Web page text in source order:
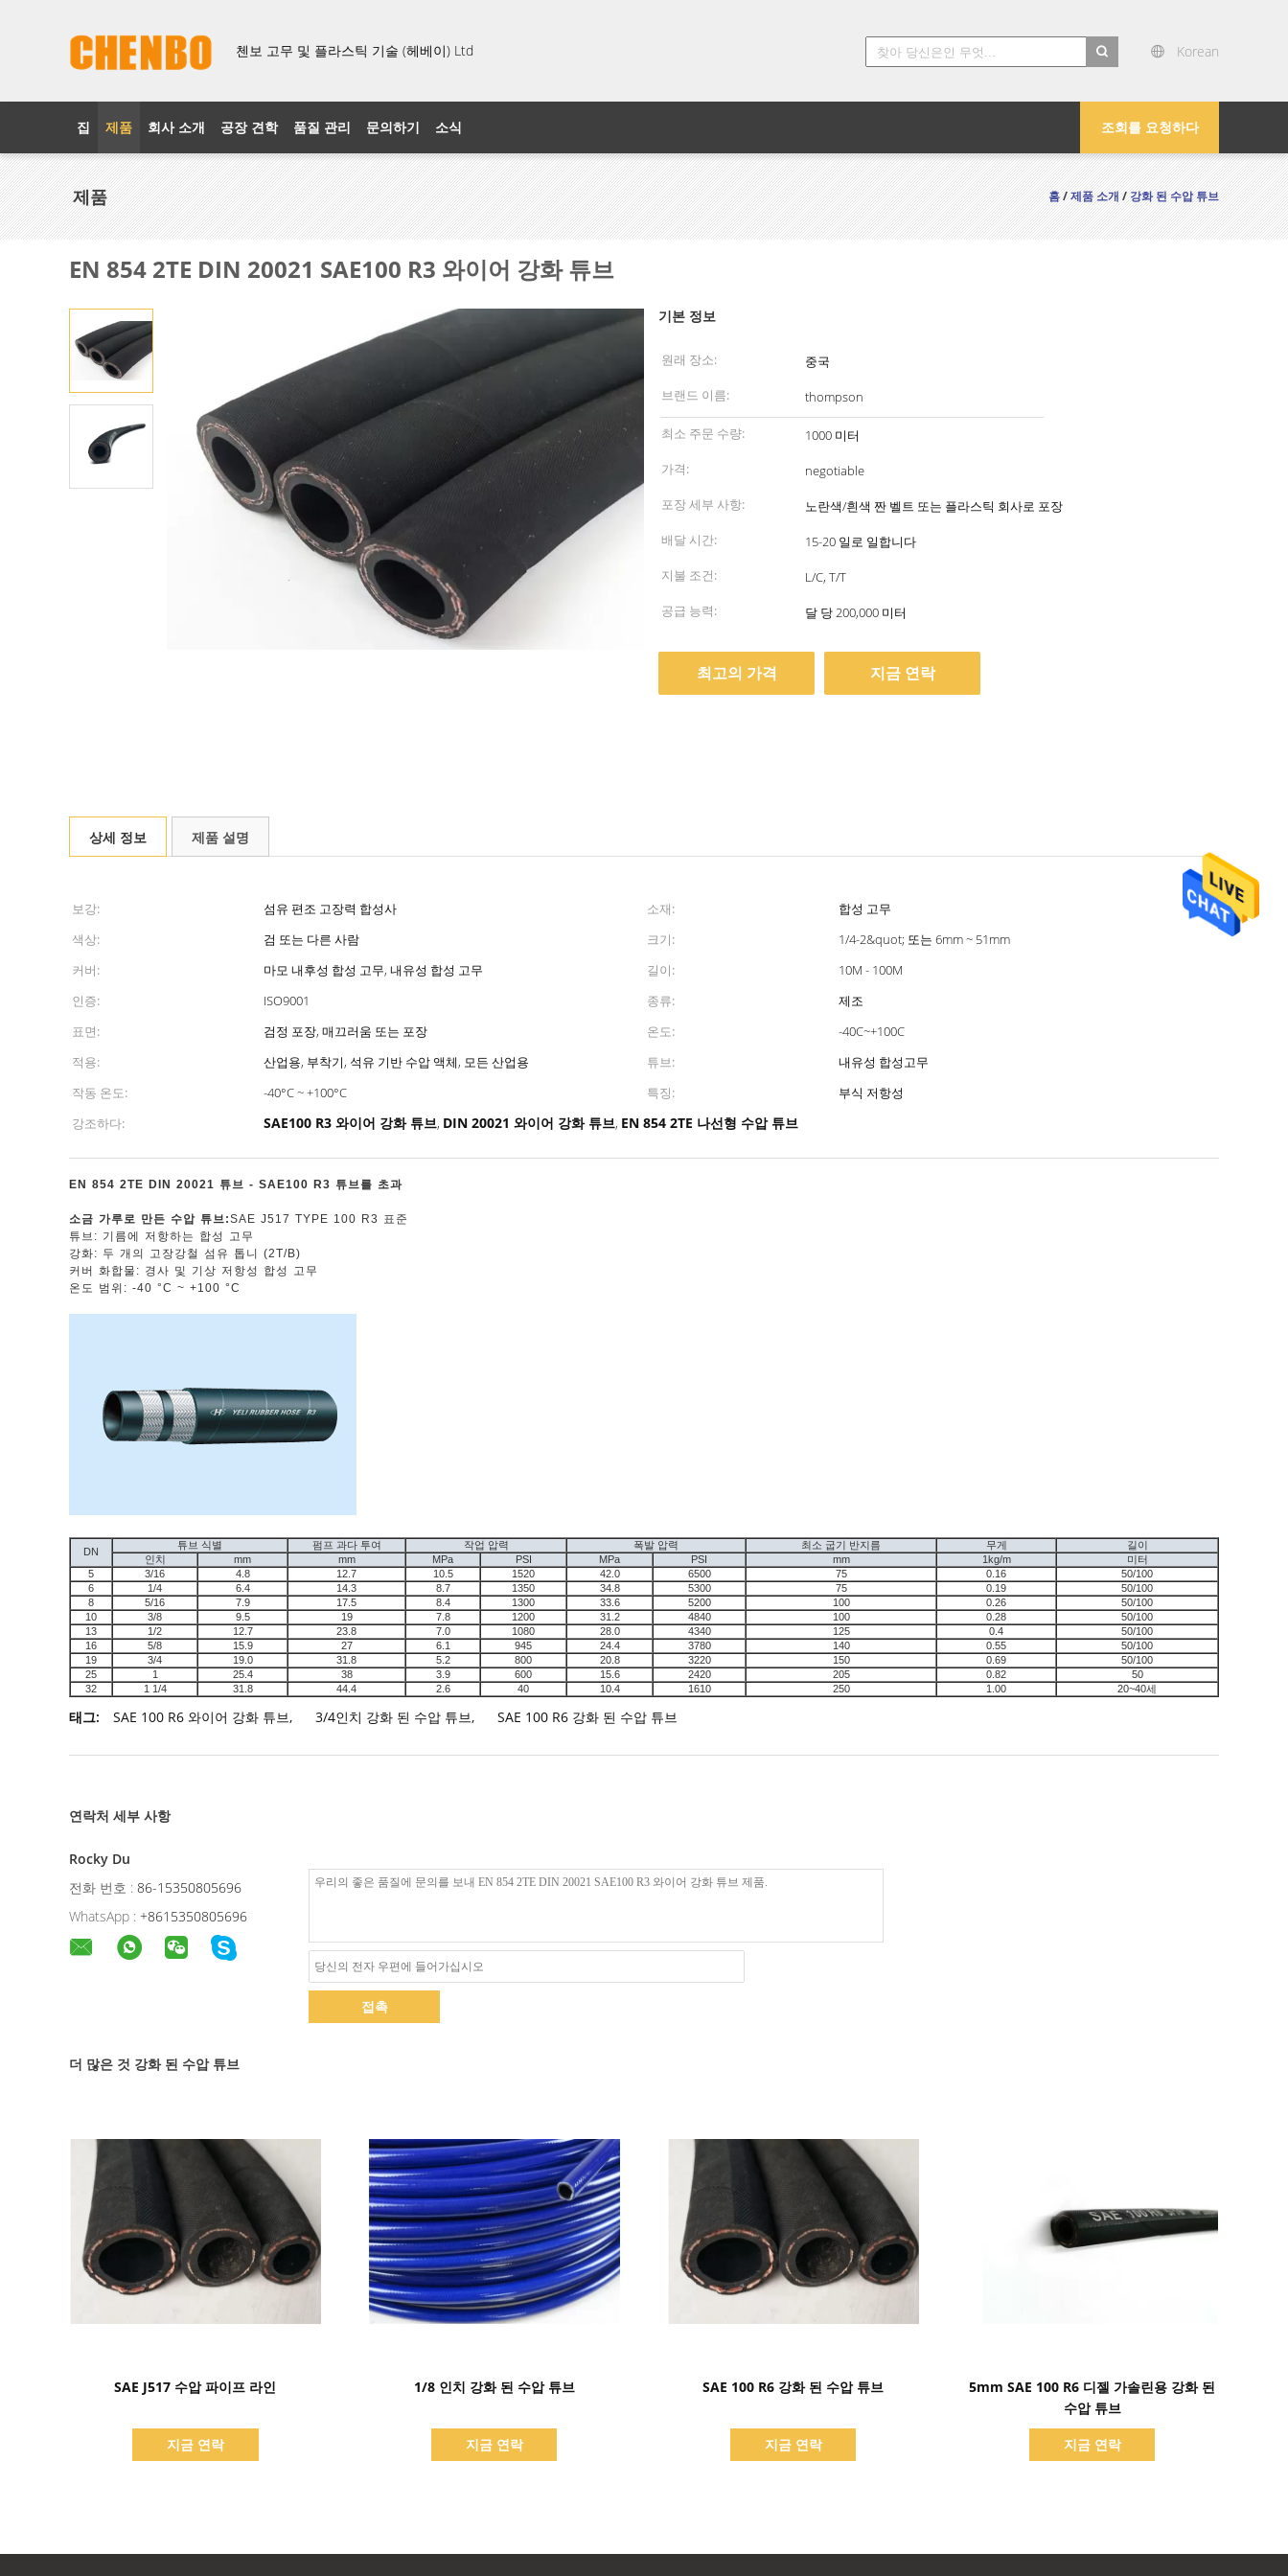
첸보 고무 및 플라스틱 기술 (헤베이) Ltd
Korean
조회를 요청하다
집 제품 회사 소개 공장 견학 품질 관리 문의하기 소식
제품 홈/제품 소개/강화 된 수압 튜브
EN 854 2TE DIN 20021 SAE100 R3 와이어 강화 튜브
기본 정보
원래 장소:
중국
브랜드 이름:
thompson
최소 주문 수량:
1000 미터
가격:
negotiable
포장 세부 사항:
노란색/흰색 짠 벨트 또는 플라스틱 회사로 포장
배달 시간:
15-20 일로 일합니다
지불 조건:
L/C, T/T
공급 능력:
달 당 200,000 미터
최고의 가격 지금 연락
상세 정보 제품 설명
보강: 섬유 편조 고장력 합성사 소재:
합성 고무
색상:
검 또는 다른 사람 크기:
1/4-2&quot; 또는 6mm ~ 51mm
커버:
마모 내후성 합성 고무, 내유성 합성 고무 길이:
10M - 100M
인증:
ISO9001 종류:
제조
표면:
검정 포장, 매끄러움 또는 포장 온도:
-40C~+100C
적용:
산업용, 부착기, 석유 기반 수압 액체, 모든 산업용 튜브:
내유성 합성고무
작동 온도:
-40°C ~ +100°C 특징:
부식 저항성
강조하다:
SAE100 R3 와이어 강화 튜브, DIN 20021 와이어 강화 튜브, EN 854 2TE 나선형 수압 튜브
EN 854 2TE DIN 20021 튜브 - SAE100 R3 튜브를 초과
소금 가루로 만든 수압 튜브:SAE J517 TYPE 100 R3 표준
튜브: 기름에 저항하는 합성 고무
강화: 두 개의 고장강철 섬유 톱니 (2T/B)
커버 화합물: 경사 및 기상 저항성 합성 고무
온도 범위: -40 °C ~ +100 °C
DN
튜브 식별 펌프 과다 투여 작업 압력 폭발 압력 최소 굽기 반지름 무게
길이
인치
mm mm MPa PSI MPa PSI mm 1kg/m
미터
5
3/16 4.8 12.7 10.5 1520 42.0 6500 75 0.16
50/100
6
1/4 6.4 14.3 8.7 1350 34.8 5300 75 0.19
50/100
8
5/16 7.9 17.5 8.4 1300 33.6 5200 100 0.26
50/100
10
3/8 9.5 19 7.8 1200 31.2 4840 100 0.28
50/100
13
1/2 12.7 23.8 7.0 1080 28.0 4340 125 0.4
50/100
16
5/8 15.9 27 6.1 945 24.4 3780 140 0.55
50/100
19
3/4 19.0 31.8 5.2 800 20.8 3220 150 0.69
50/100
25
1 25.4 38 3.9 600 15.6 2420 205 0.82
50
32
1 1/4 31.8 44.4 2.6 40 10.4 1610 250 1.00 20~40세
태그: SAE 100 R6 와이어 강화 튜브, 3/4인치 강화 된 수압 튜브, SAE 100 R6 강화 된 수압 튜브
연락처 세부 사항
Rocky Du
전화 번호 : 86-15350805696
WhatsApp : +8615350805696
접촉
더 많은 것 강화 된 수압 튜브
SAE J517 수압 파이프 라인
지금 연락
1/8 인치 강화 된 수압 튜브
지금 연락
SAE 100 R6 강화 된 수압 튜브
지금 연락
5mm SAE 100 R6 디젤 가솔린용 강화 된
수압 튜브
지금 연락